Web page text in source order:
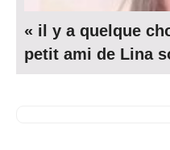
« il y a quelque
petit ami de Lina